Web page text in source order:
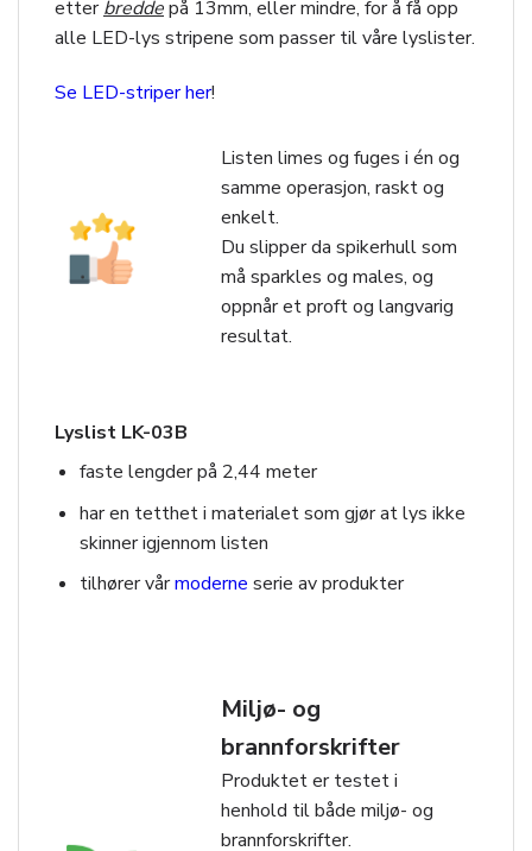
etterbreddepå 13mm, eller mindre, for å få opp
alle LED-lys stripene som passer til våre lyslister.
Se LED-striper her!
Listen limes og fuges i én og
samme operasjon, raskt og
enkelt.
Du slipper da spikerhull som
må sparkles og males, og
oppnår et proft og langvarig
resultat.
Lyslist LK-03B
faste lengder på 2,44 meter
har en tetthet i materialet som gjør at lys ikke
skinner igjennom listen
tilhører vårmoderne serie av produkter
Miljø- og
brannforskrifter
Produktet er testet i
henhold til både miljø- og
brannforskrifter.